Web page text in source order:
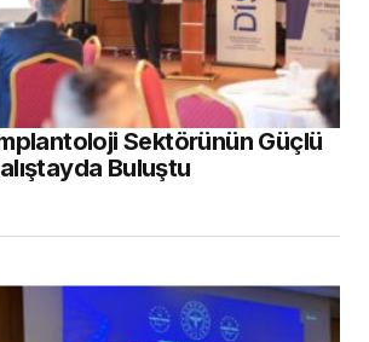
Sektörünün Güçlü
Buluştu